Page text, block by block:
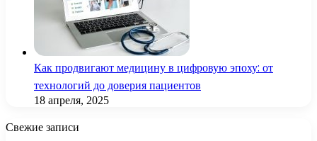
Как продвигают медицину в цифровую эпоху: от
технологий до доверия пациентов
18 апреля, 2025
Свежие записи